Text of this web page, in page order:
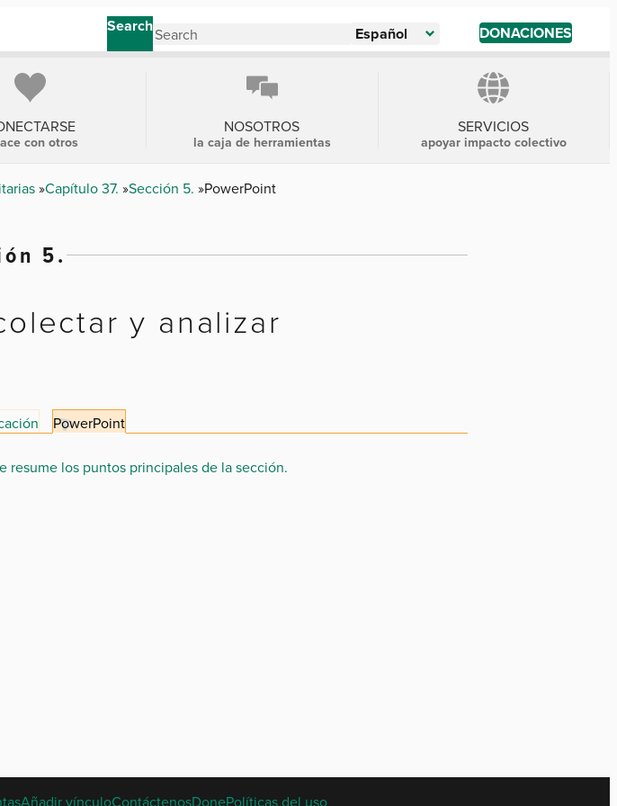
Search Español DONACIONES
con otros
NOSOTROS
la caja de herramientas
SERVICIOS
apoyar impacto colectivo
Capítulo 37. Sección 5. PowerPoint
5.
y analizar
PowerPoint
resume los puntos principales de la sección.
Añadir vínculoContáctenosDonePolíticas del uso